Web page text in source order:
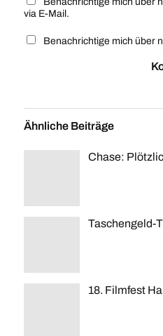
via E-Mail.
Benachrichtige mich über
Ähnliche Beiträge
Chase:
Taschengeld-
18. Filmfest